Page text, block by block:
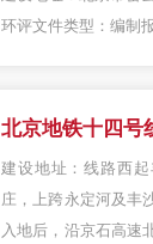
环评文件类型： 编制
北京地铁十四号
建设地址：线路西
庄，上跨永定河及丰
入地后，沿京石高速